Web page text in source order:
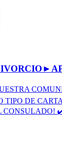
TIPO DE